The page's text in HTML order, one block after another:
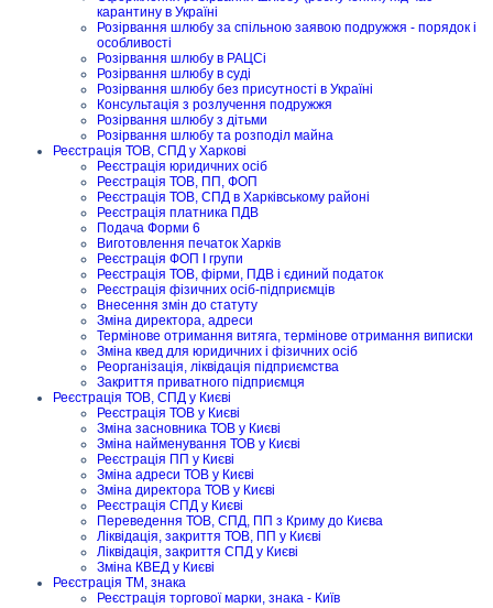
карантину в Україні
Розірвання шлюбу за спільною заявою подружжя - порядок і
особливості
Розірвання шлюбу в РАЦСі
Розірвання шлюбу в суді
Розірвання шлюбу без присутності в Україні
Консультація з розлучення подружжя
Розірвання шлюбу з дітьми
Розірвання шлюбу та розподіл майна
Реєстрація ТОВ, СПД у Харкові
Реєстрація юридичних осіб
Реєстрація ТОВ, ПП, ФОП
Реєстрація ТОВ, СПД в Харківському районі
Реєстрація платника ПДВ
Подача Форми 6
Виготовлення печаток Харків
Реєстрація ФОП I групи
Реєстрація ТОВ, фірми, ПДВ і єдиний податок
Реєстрація фізичних осіб-підприємців
Внесення змін до статуту
Зміна директора, адреси
Термінове отримання витяга, термінове отримання виписки
Зміна квед для юридичних і фізичних осіб
Реорганізація, ліквідація підприємства
Закриття приватного підприємця
Реєстрація ТОВ, СПД у Києві
Реєстрація ТОВ у Києві
Зміна засновника ТОВ у Києві
Зміна найменування ТОВ у Києві
Реєстрація ПП у Києві
Зміна адреси ТОВ у Києві
Зміна директора ТОВ у Києві
Реєстрація СПД у Києві
Переведення ТОВ, СПД, ПП з Криму до Києва
Ліквідація, закриття ТОВ, ПП у Києві
Ліквідація, закриття СПД у Києві
Зміна КВЕД у Києві
Реєстрація ТМ, знака
Реєстрація торгової марки, знака - Київ